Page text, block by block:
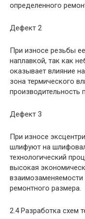
определенного
Дефект 2
При износе резьбы
наплавкой, так как
оказывает влияние
зона термического
производительность
Дефект 3
При износе
шлифуют на
технологический
высокая
взаимозаменяемости
ремонтного размера.
2.4 Разработка схем